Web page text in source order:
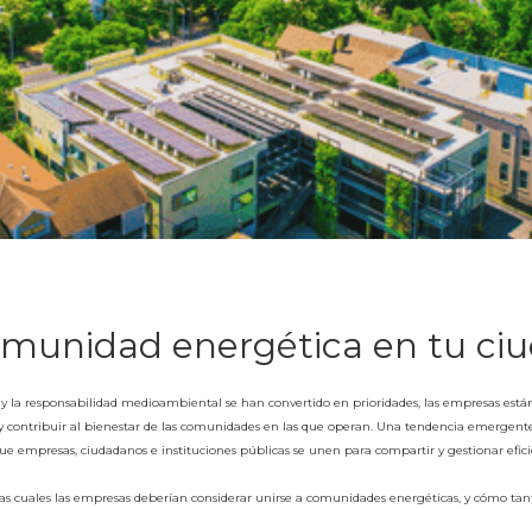
energética en tu
la responsabilidad medioambiental se han convertido en prioridades, las empresas
contribuir al bienestar de las comunidades en las que operan. Una tendencia
empresas, ciudadanos e instituciones públicas se unen para compartir y gestionar
cuales las empresas deberían considerar unirse a comunidades energéticas, y cómo